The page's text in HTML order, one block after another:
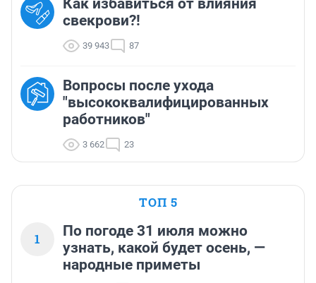
Как избавиться от влияния
свекрови?!
39 943 87
Вопросы после ухода
"высококвалифицированных
работников"
3 662 23
ТОП 5
1
По погоде 31 июля можно
узнать, какой будет осень, —
народные приметы